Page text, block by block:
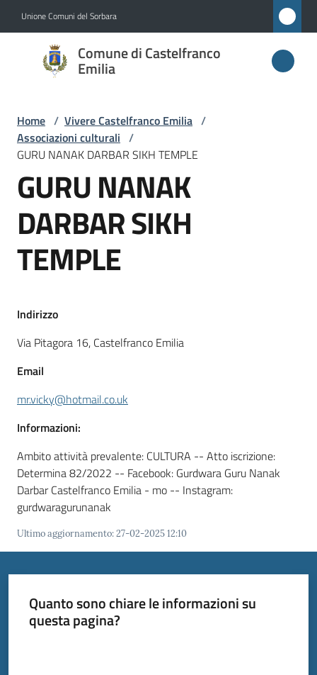
Unione Comuni del Sorbara
Comune di Castelfranco
Emilia
Comune di
Castelfranco
Amministrazione
Novità
Servizi
Vivere
Menu selezionato
Tutti
gli
argomenti...
Seguici
su
Home / Vivere Castelfranco Emilia /
Associazioni culturali /
GURU NANAK DARBAR SIKH TEMPLE
GURU NANAK
DARBAR SIKH
TEMPLE
Indirizzo
Via Pitagora 16, Castelfranco Emilia
Email
mr.vicky@hotmail.co.uk
Informazioni:
Ambito attività prevalente: CULTURA -- Atto iscrizione:
Determina 82/2022 -- Facebook: Gurdwara Guru Nanak
Darbar Castelfranco Emilia - mo -- Instagram:
gurdwaragurunanak
Ultimo aggiornamento:27-02-2025 12:10
Quanto sono chiare le informazioni su
questa pagina?